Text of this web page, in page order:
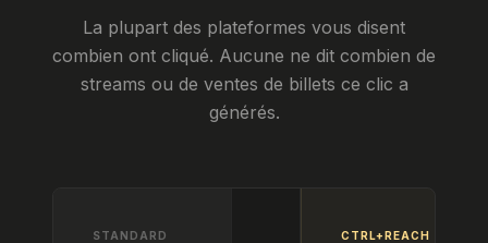
La plupart des plateformes vous disent
combien ont cliqué. Aucune ne dit combien de
streams ou de ventes de billets ce clic a
générés.
STANDARD
CTRL+REACH